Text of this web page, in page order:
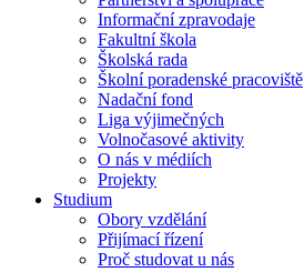
Informační zpravodaje
Fakultní škola
Školská rada
Školní poradenské pracoviště
Nadační fond
Liga výjimečných
Volnočasové aktivity
O nás v médiích
Projekty
Studium
Obory vzdělání
Přijímací řízení
Proč studovat u nás